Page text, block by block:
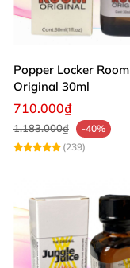
Popper Locker Room
Original 30ml
710.000₫
1.183.000₫
-40%
(239)